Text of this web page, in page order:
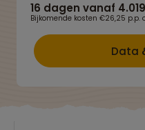
16 dagen vanaf
Bijkomende kosten €26,25
Data